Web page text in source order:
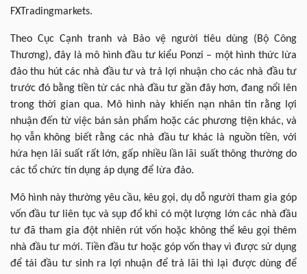
FXTradingmarkets.
Theo Cục Cạnh tranh và Bảo vệ người tiêu dùng (Bộ Công
Thương), đây là mô hình đầu tư kiểu Ponzi – một hình thức lừa
đảo thu hút các nhà đầu tư và trả lợi nhuận cho các nhà đầu tư
trước đó bằng tiền từ các nhà đầu tư gần đây hơn, đang nổi lên
trong thời gian qua. Mô hình này khiến nạn nhân tin rằng lợi
nhuận đến từ việc bán sản phẩm hoặc các phương tiện khác, và
họ vẫn không biết rằng các nhà đầu tư khác là nguồn tiền, với
hứa hẹn lãi suất rất lớn, gấp nhiều lần lãi suất thông thường do
các tổ chức tín dụng áp dụng để lừa đảo.
Mô hình này thường yêu cầu, kêu gọi, dụ dỗ người tham gia góp
vốn đầu tư liên tục và sụp đổ khi có một lượng lớn các nhà đầu
tư đã tham gia đột nhiên rút vốn hoặc không thể kêu gọi thêm
nhà đầu tư mới. Tiền đầu tư hoặc góp vốn thay vì được sử dụng
để tái đầu tư sinh ra lợi nhuận để trả lãi thì lại được dùng để